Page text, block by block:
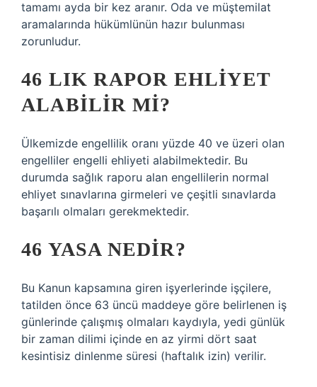
tamamı ayda bir kez aranır. Oda ve müştemilat
aramalarında hükümlünün hazır bulunması
zorunludur.
46 LIK RAPOR EHLIYET
ALABILIR MI?
Ülkemizde engellilik oranı yüzde 40 ve üzeri olan
engelliler engelli ehliyeti alabilmektedir. Bu
durumda sağlık raporu alan engellilerin normal
ehliyet sınavlarına girmeleri ve çeşitli sınavlarda
başarılı olmaları gerekmektedir.
46 YASA NEDIR?
Bu Kanun kapsamına giren işyerlerinde işçilere,
tatilden önce 63 üncü maddeye göre belirlenen iş
günlerinde çalışmış olmaları kaydıyla, yedi günlük
bir zaman dilimi içinde en az yirmi dört saat
kesintisiz dinlenme süresi (haftalık izin) verilir.